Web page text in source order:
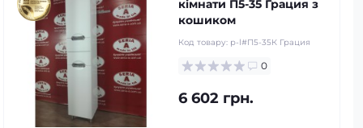
кімнати П5-35 Грация з
кошиком
Код товару: p-l#П5-35К Грация
0
6 602 грн.